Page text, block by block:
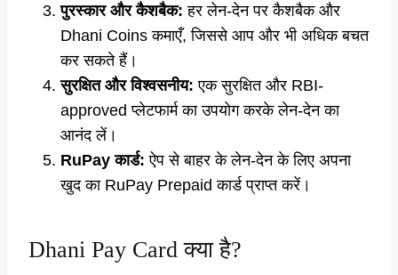
पुरस्कार और कैशबैक: हर लेन-देन पर कैशबैक और
Dhani Coins कमाएँ, जिससे आप और भी अधिक बचत
कर सकते हैं।
सुरक्षित और विश्वसनीय: एक सुरक्षित और RBI-
approved प्लेटफार्म का उपयोग करके लेन-देन का
आनंद लें।
RuPay कार्ड: ऐप से बाहर के लेन-देन के लिए अपना
खुद का RuPay Prepaid कार्ड प्राप्त करें।
Dhani Pay Card क्या है?